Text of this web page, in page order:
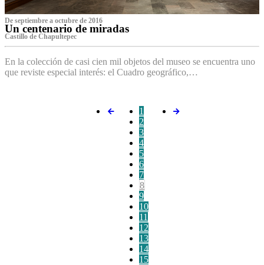
De septiembre a octubre de 2016
Un centenario de miradas
Castillo de Chapultepec
En la colección de casi cien mil objetos del museo se encuentra uno
que reviste especial interés: el Cuadro geográfico,…
1
2
3
4
5
6
7
8
9
10
11
12
13
14
15